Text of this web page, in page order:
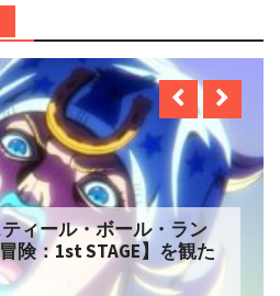
ィール・ボール・ラン
険：1st STAGE】を観た